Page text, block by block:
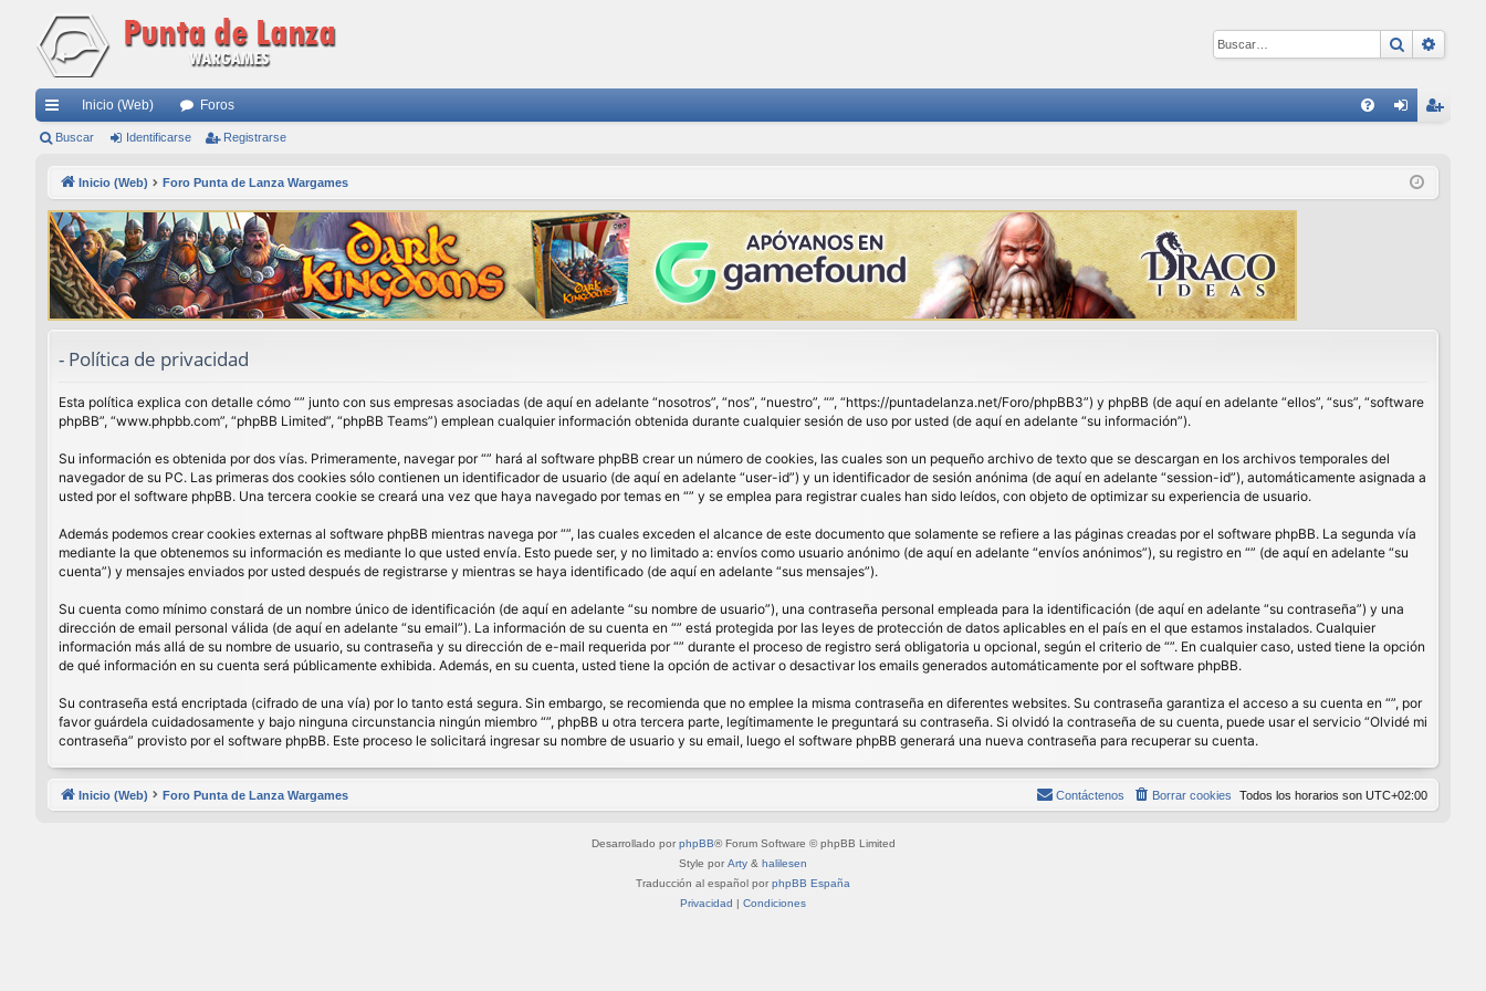
Buscar
nl
rá
pi
do
Inicio (Web) Foros
ist
Buscar Identificarse Registrarse
Inicio (Web) Foro Punta de Lanza Wargames
- Política de privacidad
Esta política explica con detalle cómo “” junto con sus empresas asociadas (de aquí en adelante “nosotros”, “nos”, “nuestro”, “”, “https://puntadelanza.net/Foro/phpBB3”) y phpBB (de aquí en adelante “ellos”, “sus”, “software
phpBB”, “www.phpbb.com”, “phpBB Limited”, “phpBB Teams”) emplean cualquier información obtenida durante cualquier sesión de uso por usted (de aquí en adelante “su información”).
Su información es obtenida por dos vías. Primeramente, navegar por “” hará al software phpBB crear un número de cookies, las cuales son un pequeño archivo de texto que se descargan en los archivos temporales del
navegador de su PC. Las primeras dos cookies sólo contienen un identificador de usuario (de aquí en adelante “user-id”) y un identificador de sesión anónima (de aquí en adelante “session-id”), automáticamente asignada a
usted por el software phpBB. Una tercera cookie se creará una vez que haya navegado por temas en “” y se emplea para registrar cuales han sido leídos, con objeto de optimizar su experiencia de usuario.
Además podemos crear cookies externas al software phpBB mientras navega por “”, las cuales exceden el alcance de este documento que solamente se refiere a las páginas creadas por el software phpBB. La segunda vía
mediante la que obtenemos su información es mediante lo que usted envía. Esto puede ser, y no limitado a: envíos como usuario anónimo (de aquí en adelante “envíos anónimos”), su registro en “” (de aquí en adelante “su
cuenta”) y mensajes enviados por usted después de registrarse y mientras se haya identificado (de aquí en adelante “sus mensajes”).
Su cuenta como mínimo constará de un nombre único de identificación (de aquí en adelante “su nombre de usuario”), una contraseña personal empleada para la identificación (de aquí en adelante “su contraseña”) y una
dirección de email personal válida (de aquí en adelante “su email”). La información de su cuenta en “” está protegida por las leyes de protección de datos aplicables en el país en el que estamos instalados. Cualquier
información más allá de su nombre de usuario, su contraseña y su dirección de e-mail requerida por “” durante el proceso de registro será obligatoria u opcional, según el criterio de “”. En cualquier caso, usted tiene la opción
de qué información en su cuenta será públicamente exhibida. Además, en su cuenta, usted tiene la opción de activar o desactivar los emails generados automáticamente por el software phpBB.
Su contraseña está encriptada (cifrado de una vía) por lo tanto está segura. Sin embargo, se recomienda que no emplee la misma contraseña en diferentes websites. Su contraseña garantiza el acceso a su cuenta en “”, por
favor guárdela cuidadosamente y bajo ninguna circunstancia ningún miembro “”, phpBB u otra tercera parte, legítimamente le preguntará su contraseña. Si olvidó la contraseña de su cuenta, puede usar el servicio “Olvidé mi
contraseña” provisto por el software phpBB. Este proceso le solicitará ingresar su nombre de usuario y su email, luego el software phpBB generará una nueva contraseña para recuperar su cuenta.
Inicio (Web) Foro Punta de Lanza Wargames Todos los horarios son UTC+02:00
Borrar cookies
Contáctenos
Desarrollado por phpBB® Forum Software © phpBB Limited
Style por Arty & halilesen
Traducción al español por phpBB España
Privacidad | Condiciones